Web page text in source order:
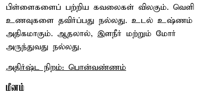
பிள்ளைகளைப் பற்றிய கவலைகள் விலகும். வெளி
உணவுகளை தவிர்ப்பது நல்லது. உடல் உஷ்ணம்
அதிகமாகும். ஆதலால், இளநீர் மற்றும் மோர்
அருந்துவது நல்லது.
அதிர்ஷ்ட நிறம்: பொன்வண்ணம்
மீனம்